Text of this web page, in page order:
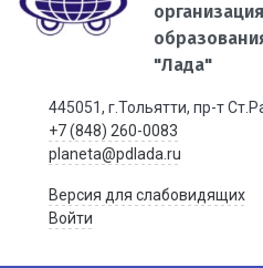
"Лада"
445051, г.Тольятти, пр-т
+7 (848) 260-0083
planeta@pdlada.ru
Версия для слабовидящих
Войти